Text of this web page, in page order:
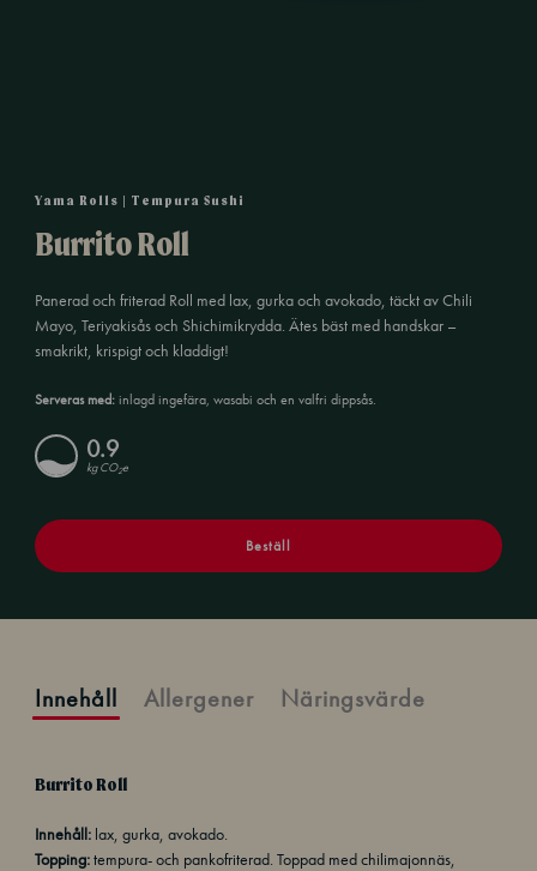
Yama Rolls | Tempura Sushi
Burrito Roll
Panerad och friterad Roll med lax, gurka och avokado, täckt av Chili
Mayo, Teriyakisås och Shichimikrydda. Ätes bäst med handskar –
smakrikt, krispigt och kladdigt!
Serveras med:inlagd ingefära, wasabi och en valfri dippsås.
0.9
kg CO2e
Beställ
Innehåll Allergener Näringsvärde
Burrito Roll
Innehåll:lax, gurka, avokado.
Topping:tempura- och pankofriterad. Toppad med chilimajonnäs,